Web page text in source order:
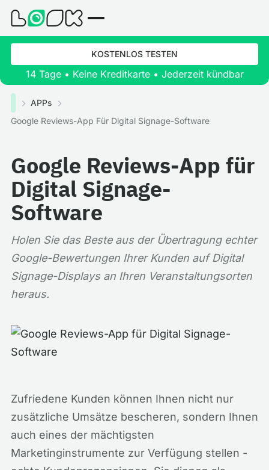
KOSTENLOS TESTEN
14 Tage • Keine Kreditkarte • Jederzeit kündbar
APPs
Google Reviews-App Für Digital Signage-Software
Google Reviews-App für
Digital Signage-
Software
Holen Sie das Beste aus der Übertragung echter
Google-Bewertungen Ihrer Kunden auf Digital
Signage-Displays an Ihren Veranstaltungsorten
heraus.
Zufriedene Kunden können Ihnen nicht nur
zusätzliche Umsätze bescheren, sondern Ihnen
auch eines der mächtigsten
Marketinginstrumente zur Verfügung stellen -